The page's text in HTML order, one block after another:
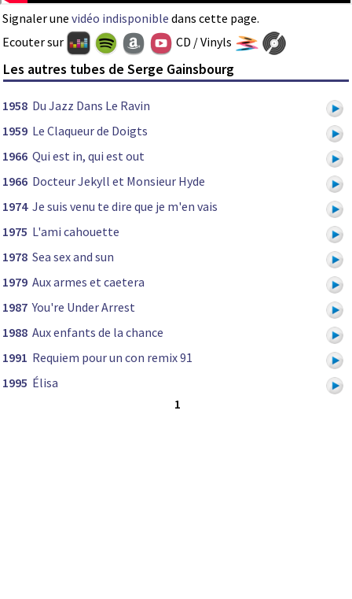
Signaler une vidéo indisponible dans cette page.
Ecouter sur
CD / Vinyls
Les autres tubes de Serge Gainsbourg
1958 Du Jazz Dans Le Ravin
1959 Le Claqueur de Doigts
1966 Qui est in, qui est out
1966 Docteur Jekyll et Monsieur Hyde
1974 Je suis venu te dire que je m'en vais
1975 L'ami cahouette
1978 Sea sex and sun
1979 Aux armes et caetera
1987 You're Under Arrest
1988 Aux enfants de la chance
1991 Requiem pour un con remix 91
1995 Élisa
1